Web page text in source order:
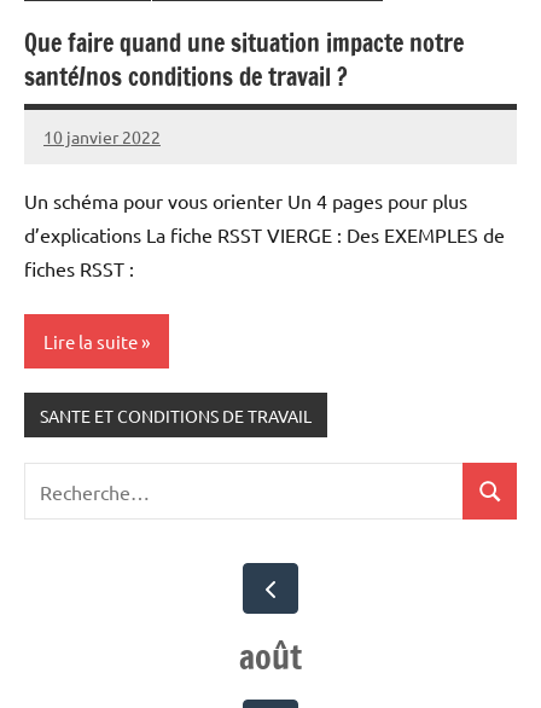
Que faire quand une situation impacte notre
santé/nos conditions de travail ?
10 janvier 2022
Snudifo44
Un schéma pour vous orienter Un 4 pages pour plus
d’explications La fiche RSST VIERGE : Des EXEMPLES de
fiches RSST :
Lire la suite
SANTE ET CONDITIONS DE TRAVAIL
pour
août